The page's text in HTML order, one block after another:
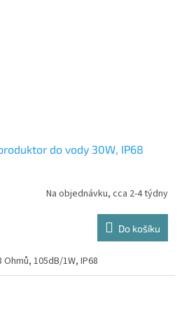
do vody 30W, IP68
Na objednávku, cca 2-4 týdny
Do košíku
105dB/1W, IP68